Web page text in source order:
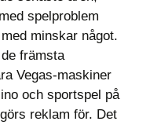
spelproblem
minskar något.
främsta
Vegas-maskiner
och sportspel på
reklam för. Det